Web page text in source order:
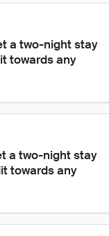
a two-night stay
towards any
a two-night stay
towards any